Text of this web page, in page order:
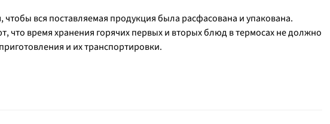
чтобы вся поставляемая продукция была расфасована и упакована.
что время хранения горячих первых и вторых блюд в термосах не должно
и их транспортировки.